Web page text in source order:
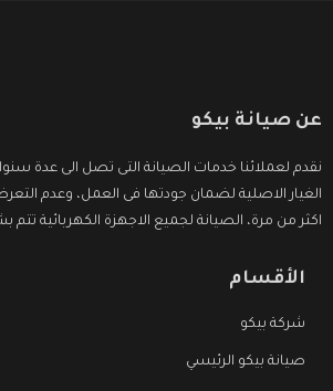
عن صيانة بيكو
نقدم لعملائنا خدمات الصيانة التى تصل الى عدة
الغيار الاصلية لضمان جودتها فى العمل، وعدم
اكثر من مرة، الصيانة لجميع الاجهزة الكهربائية
الأقسام
شركة بيكو
صيانة بيكو الرئيسي